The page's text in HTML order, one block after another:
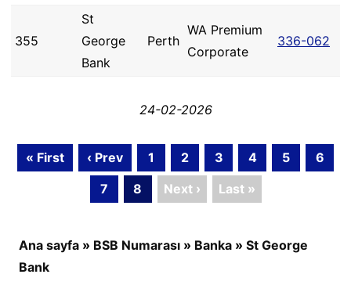
355
St
George
Bank
Perth
WA Premium
Corporate
336-062
24-02-2026
« First ‹ Prev 1 2 3 4 5
6
7
8 Next › Last »
Ana sayfa » BSB Numarası » Banka » St George
Bank